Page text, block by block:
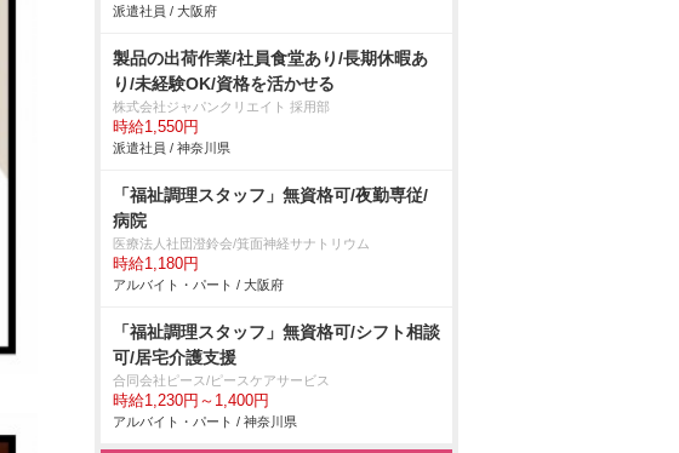
派遣社員 / 大阪府
製品の出荷作業/社員食堂あり/長期休暇あ
り/未経験OK/資格を活かせる
株式会社ジャパンクリエイト 採用部
時給1,550円
派遣社員 / 神奈川県
「福祉調理スタッフ」無資格可/夜勤専従/
病院
医療法人社団澄鈴会/箕面神経サナトリウム
時給1,180円
アルバイト・パート / 大阪府
「福祉調理スタッフ」無資格可/シフト相談
可/居宅介護支援
合同会社ピース/ピースケアサービス
時給1,230円～1,400円
アルバイト・パート / 神奈川県